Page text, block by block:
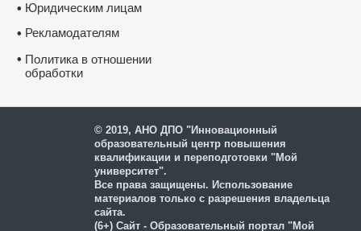
• Юридическим лицам
• Рекламодателям
• Политика в отношении
обработки
© 2019, АНО ДПО "Инновационный
образовательный центр повышения
квалификации и переподготовки "Мой
университет".
Все права защищены. Использование
материалов только с разрешения владельца
сайта.
(6+) Сайт - Образовательный портал "Мой